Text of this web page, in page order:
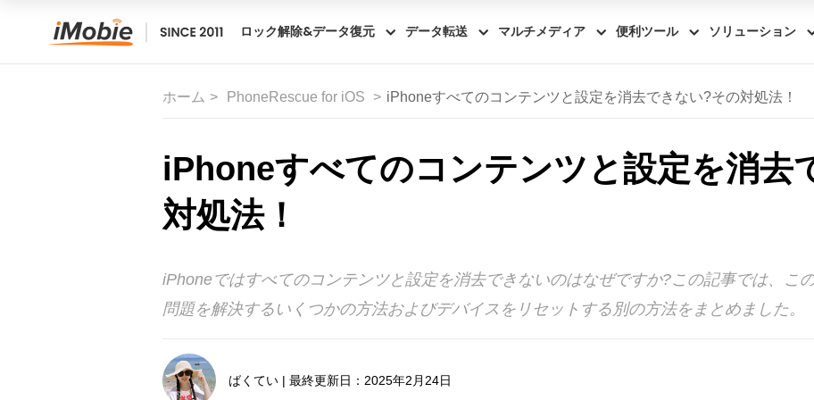
ロック解除&データ復元 データ転送 マルチメディア 便利ツール ソリューション
ホーム PhoneRescue for iOS iPhoneすべてのコンテンツと設定を消去できない?その対処法！
iPhoneすべてのコンテンツと設定を消去
対処法！
iPhoneではすべてのコンテンツと設定を消去できないのはなぜですか?この記事では、こ
問題を解決するいくつかの方法およびデバイスをリセットする別の方法をまとめました。
ばくてい | 最終更新日：2025年2月24日